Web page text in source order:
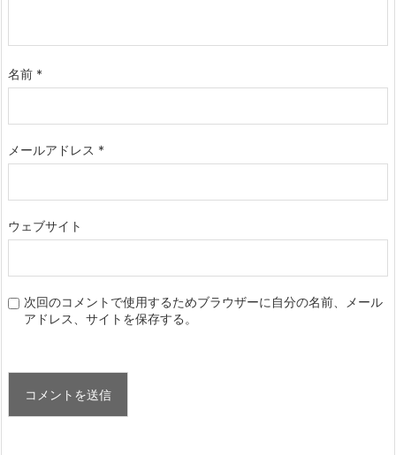
名前 *
メールアドレス *
ウェブサイト
次回のコメントで使用するためブラウザーに自分の名前、メール
アドレス、サイトを保存する。